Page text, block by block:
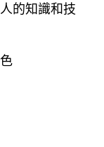
的知識和技